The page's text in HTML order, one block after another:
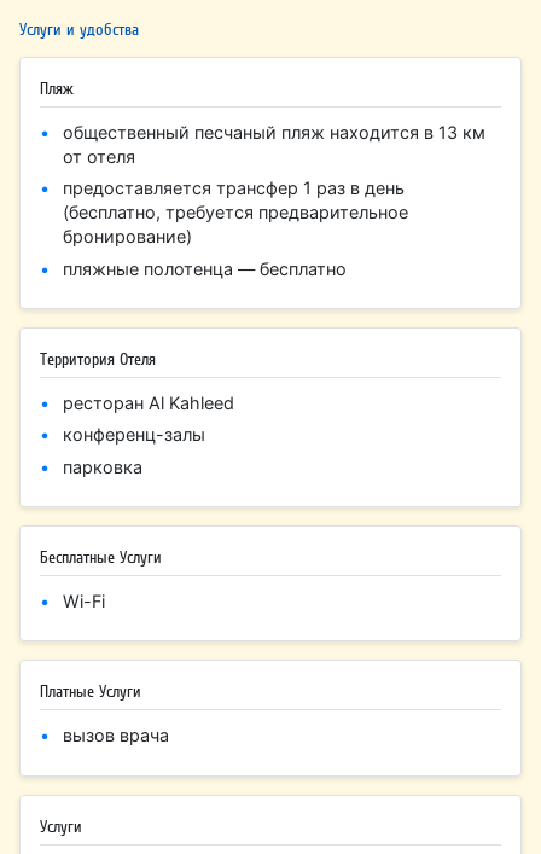
Услуги и удобства
Пляж
общественный песчаный пляж находится в 13 км
от отеля
предоставляется трансфер 1 раз в день
(бесплатно, требуется предварительное
бронирование)
пляжные полотенца — бесплатно
Территория Отеля
ресторан Al Kahleed
конференц-залы
парковка
Бесплатные Услуги
Wi-Fi
Платные Услуги
вызов врача
Услуги